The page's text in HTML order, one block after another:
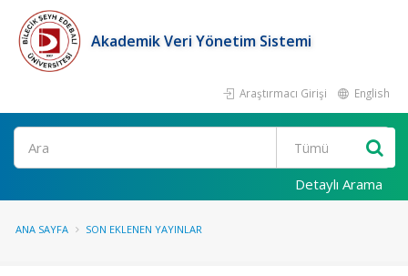
Akademik Veri Yönetim Sistemi
Araştırmacı Girişi English
Ara
Detaylı Arama
ANA SAYFA SON EKLENEN YAYINLAR